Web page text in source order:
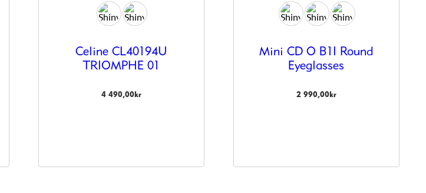
Celine CL40194U
TRIOMPHE 01
4 490,00kr
Mini CD O B1I Round
Eyeglasses
2 990,00kr